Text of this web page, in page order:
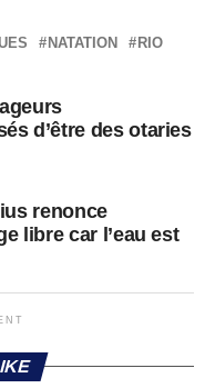
NATATION RIO
d’être des otaries
renonce
libre car l’eau est